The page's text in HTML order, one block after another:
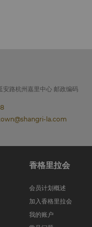
安路杭州嘉里中心 邮政编码
la.com
香格里拉会
会员计划概述
加入香格里拉会
我的账户